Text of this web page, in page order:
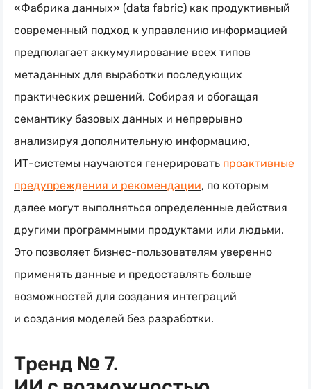
«Фабрика данных» (data fabric) как продуктивный
современный подход к управлению информацией
предполагает аккумулирование всех типов
метаданных для выработки последующих
практических решений. Собирая и обогащая
семантику базовых данных и непрерывно
анализируя дополнительную информацию,
ИТ-системы научаются генерировать проактивные
предупреждения и рекомендации, по которым
далее могут выполняться определенные действия
другими программными продуктами или людьми.
Это позволяет бизнес-пользователям уверенно
применять данные и предоставлять больше
возможностей для создания интеграций
и создания моделей без разработки.
Тренд № 7.